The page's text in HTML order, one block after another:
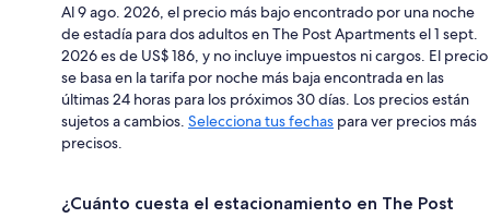
Al 9 ago. 2026, el precio más bajo encontrado por una noche
de estadía para dos adultos en The Post Apartments el 1 sept.
2026 es de US$ 186, y no incluye impuestos ni cargos. El precio
se basa en la tarifa por noche más baja encontrada en las
últimas 24 horas para los próximos 30 días. Los precios están
sujetos a cambios. Selecciona tus fechas para ver precios más
precisos.
¿Cuánto cuesta el estacionamiento en The Post